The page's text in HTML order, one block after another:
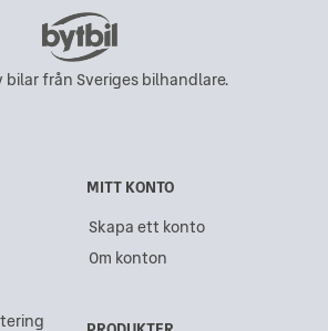
bilar från Sveriges bilhandlare.
MITT KONTO
Skapa ett konto
Om konton